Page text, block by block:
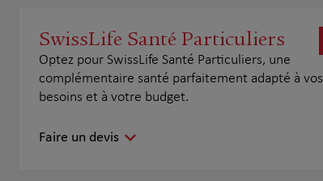
SwissLife Santé Particuliers
Optez pour SwissLife Santé Particuliers, une
complémentaire santé parfaitement adapté à vos
besoins et à votre budget.
Faire un devis